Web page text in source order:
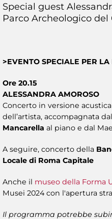
Special guest
Parco Archeologico del
>EVENTO SPECIALE PER
Ore 20.15
ALESSANDRA AMOROSO
Concerto in versione
dell’artista, accompagnata
Mancarella al piano e dal
A seguire, concerto della
Locale di Roma Capitale
Anche il museo della Forma
Musei 2024 con l'apertura
Il programma potrebbe